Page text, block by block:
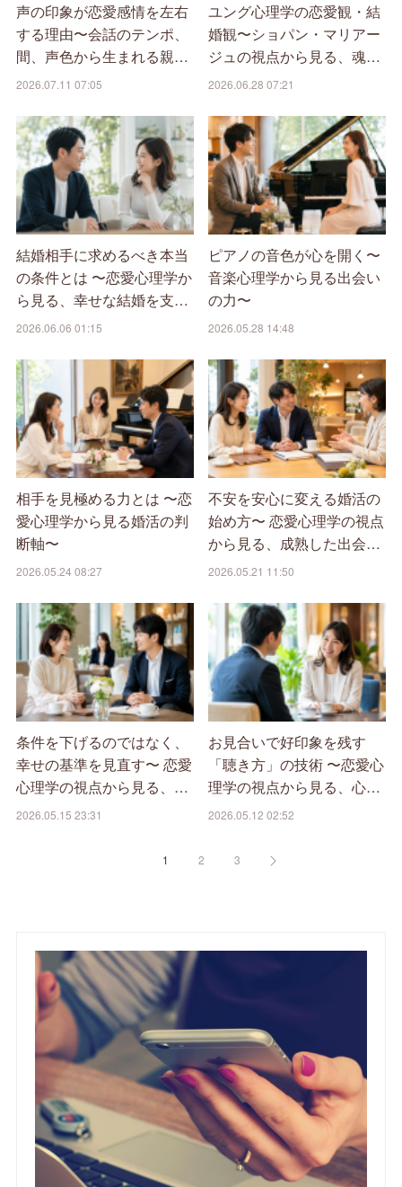
声の印象が恋愛感情を左右
する理由〜会話のテンポ、
間、声色から生まれる親…
2026.07.11 07:05
ユング心理学の恋愛観・結
婚観〜ショパン・マリアー
ジュの視点から見る、魂…
2026.06.28 07:21
結婚相手に求めるべき本当
の条件とは 〜恋愛心理学か
ら見る、幸せな結婚を支…
2026.06.06 01:15
ピアノの音色が心を開く〜
音楽心理学から見る出会い
の力〜
2026.05.28 14:48
相手を見極める力とは 〜恋
愛心理学から見る婚活の判
断軸〜
2026.05.24 08:27
不安を安心に変える婚活の
始め方〜 恋愛心理学の視点
から見る、成熟した出会…
2026.05.21 11:50
条件を下げるのではなく、
幸せの基準を見直す〜 恋愛
心理学の視点から見る、…
2026.05.15 23:31
お見合いで好印象を残す
「聴き方」の技術 〜恋愛心
理学の視点から見る、心…
2026.05.12 02:52
1 2 3